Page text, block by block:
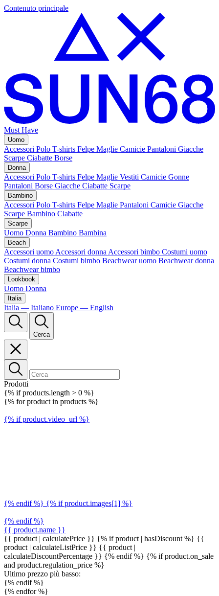
Contenuto principale
Must Have
Uomo
Accessori Polo T-shirts Felpe Maglie Camicie Pantaloni Giacche
Scarpe Ciabatte Borse
Donna
Accessori Polo T-shirts Felpe Maglie Vestiti Camicie Gonne
Pantaloni Borse Giacche Ciabatte Scarpe
Bambino
Accessori Polo T-shirts Felpe Maglie Pantaloni Camicie Giacche
Scarpe Bambino Ciabatte
Scarpe
Uomo Donna Bambino Bambina
Beach
Accessori uomo Accessori donna Accessori bimbo Costumi uomo
Costumi donna Costumi bimbo Beachwear uomo Beachwear donna
Beachwear bimbo
Lookbook
Uomo Donna
Italia
Italia — Italiano Europe — English
Cerca
Prodotti
{% if products.length > 0 %}
{% for product in products %}
{% if product.video_url %}
{% endif %} {% if product.images[1] %}
{% endif %}
{{ product.name }}
{{ product | calculatePrice }} {% if product | hasDiscount %} {{
product | calculateListPrice }} {{ product |
calculateDiscountPercentage }} {% endif %} {% if product.on_sale
and product.regulation_price %}
Ultimo prezzo più basso:
{% endif %}
{% endfor %}